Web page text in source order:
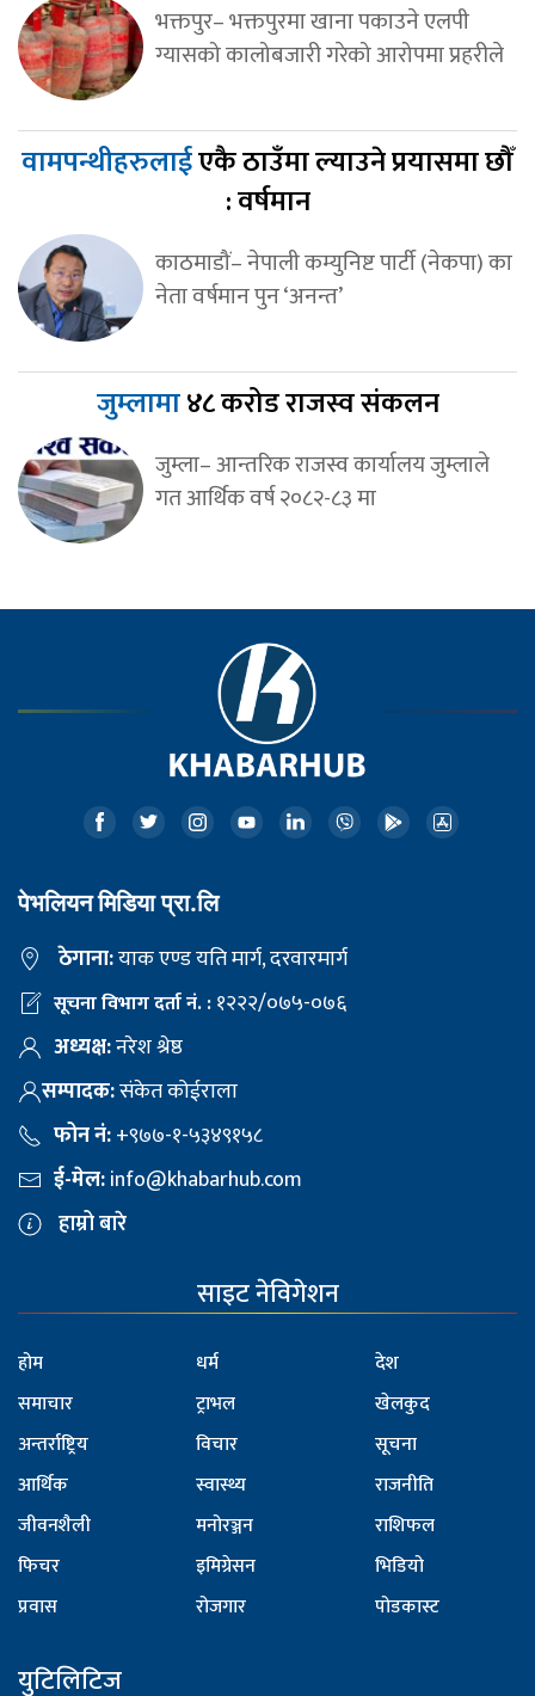
भक्तपुर– भक्तपुरमा खाना पकाउने एलपी
ग्यासको कालोबजारी गरेको आरोपमा प्रहरीले
वामपन्थीहरुलाईएकै ठाउँमा ल्याउने प्रयासमा छौँ
: वर्षमान
काठमाडौं– नेपाली कम्युनिष्ट पार्टी (नेकपा) का
नेता वर्षमान पुन ‘अनन्त’
जुम्लामा४८ करोड राजस्व संकलन
जुम्ला– आन्तरिक राजस्व कार्यालय जुम्लाले
गत आर्थिक वर्ष २०८२-८३ मा
पेभलियन मिडिया प्रा.लि
ठेगाना:याक एण्ड यति मार्ग, दरवारमार्ग
सूचना विभाग दर्ता नं. :१२२२/०७५-०७६
अध्यक्ष:नरेश श्रेष्ठ
सम्पादक:संकेत कोईराला
फोन नं:+९७७-१-५३४९१५८
ई-मेल:info@khabarhub.com
हाम्रो बारे
साइट नेविगेशन
होम
समाचार
अन्तर्राष्ट्रिय
आर्थिक
जीवनशैली
फिचर
प्रवास
धर्म
ट्राभल
विचार
स्वास्थ्य
मनोरञ्जन
इमिग्रेसन
रोजगार
देश
खेलकुद
सूचना
राजनीति
राशिफल
भिडियो
पोडकास्ट
युटिलिटिज